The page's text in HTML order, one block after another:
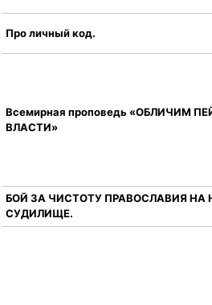
Про личный код.
Всемирная проповедь «ОБЛИЧИМ
ВЛАСТИ»
БОЙ ЗА ЧИСТОТУ ПРАВОСЛАВИЯ НА
СУДИЛИЩЕ.